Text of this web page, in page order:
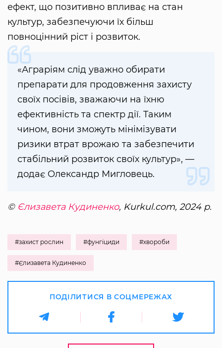
ефект, що позитивно впливає на стан
культур, забезпечуючи їх більш
повноцінний ріст і розвиток.
«Аграріям слід уважно обирати
препарати для продовження захисту
своїх посівів, зважаючи на їхню
ефективність та спектр дії. Таким
чином, вони зможуть мінімізувати
ризики втрат врожаю та забезпечити
стабільний розвиток своїх культур», —
додає Олександр Мигловець.
© Єлизавета Кудиненко, Kurkul.com, 2024 р.
#захист рослин #фунгіциди #хвороби
#Єлизавета Кудиненко
ПОДІЛИТИСЯ В СОЦМЕРЕЖАХ